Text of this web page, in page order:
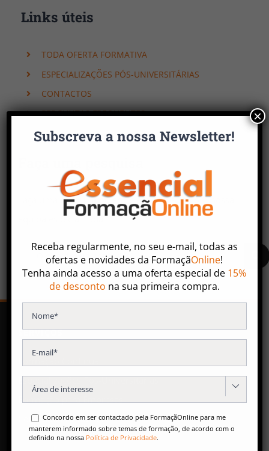
Links úteis
TODA OFERTA FORMATIVA
ESPECIALIZAÇÕES PÓS-UNIVERSITÁRIAS
CONTACTOS
PERGUNTAS FREQUENTES
Faça uma pesquisa ou entre em contacto com nossa
equipa especializada.
SERVIÇOS
Especializações Pós-Universitárias
Formação para Empresas
Conteúdos Gratuitos
Subscreva a nossa Newsletter!
Receba regularmente, no seu e-mail, todas as
ofertas e novidades da FormaçãOnline!
Tenha ainda acesso a uma oferta especial de 15%
de desconto na sua primeira compra.

Concordo em ser contactado pela FormaçãOnline para me
manterem informado sobre temas de formação, de acordo com o
definido na nossa Política de Privacidade.
×